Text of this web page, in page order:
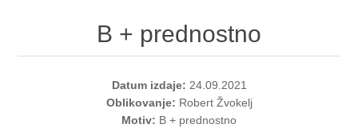
B + prednostno
Datum izdaje: 24.09.2021
Oblikovanje: Robert Žvokelj
Motiv: B + prednostno